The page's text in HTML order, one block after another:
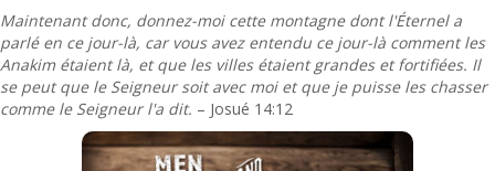
Maintenant donc, donnez-moi cette montagne dont l'Éternel a
parlé en ce jour-là, car vous avez entendu ce jour-là comment les
Anakim étaient là, et que les villes étaient grandes et fortifiées. Il
se peut que le Seigneur soit avec moi et que je puisse les chasser
comme le Seigneur l'a dit. – Josué 14:12